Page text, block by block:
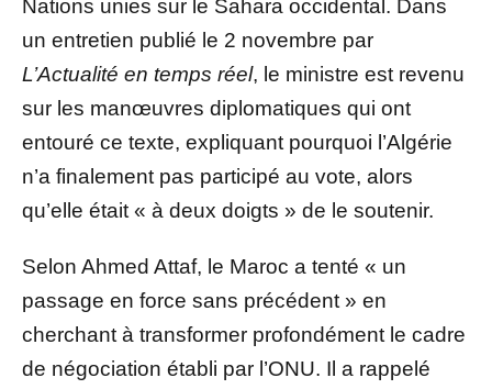
Nations unies sur le Sahara occidental. Dans
un entretien publié le 2 novembre par
L’Actualité en temps réel, le ministre est revenu
sur les manœuvres diplomatiques qui ont
entouré ce texte, expliquant pourquoi l’Algérie
n’a finalement pas participé au vote, alors
qu’elle était « à deux doigts » de le soutenir.
Selon Ahmed Attaf, le Maroc a tenté « un
passage en force sans précédent » en
cherchant à transformer profondément le cadre
de négociation établi par l’ONU. Il a rappelé